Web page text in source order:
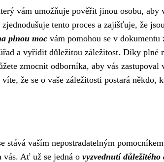
vám umožňuje pověřit jinou osobu, aby
zjednodušuje tento proces a zajišťuje, že
plnou moc vám pomohou se v
a vyřídit důležitou záležitost. Díky plné
zmocnit odborníka, aby vás
že se o vaše záležitosti postará někdo,
stává vaším nepostradatelným
Ať už se jedná o vyzvednutí důležitého